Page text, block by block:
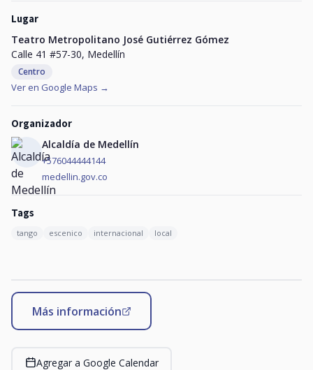
Lugar
Teatro Metropolitano José Gutiérrez Gómez
Calle 41 #57-30, Medellín
Centro
Ver en Google Maps →
Organizador
Alcaldía de Medellín
+576044444144
medellin.gov.co
Tags
tango escenico internacional local
Más información
Agregar a Google Calendar